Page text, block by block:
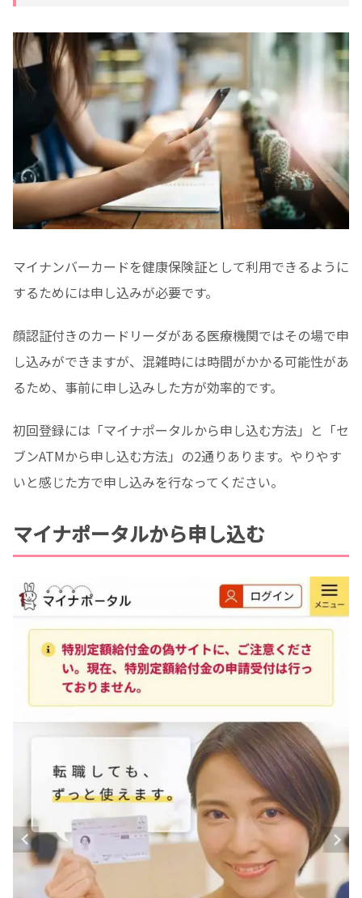
マイナンバーカードを健康保険証として利用できるように
するためには申し込みが必要です。
顔認証付きのカードリーダがある医療機関ではその場で申
し込みができますが、混雑時には時間がかかる可能性があ
るため、事前に申し込みした方が効率的です。
初回登録には「マイナポータルから申し込む方法」と「セ
ブンATMから申し込む方法」の2通りあります。やりやす
いと感じた方で申し込みを行なってください。
マイナポータルから申し込む